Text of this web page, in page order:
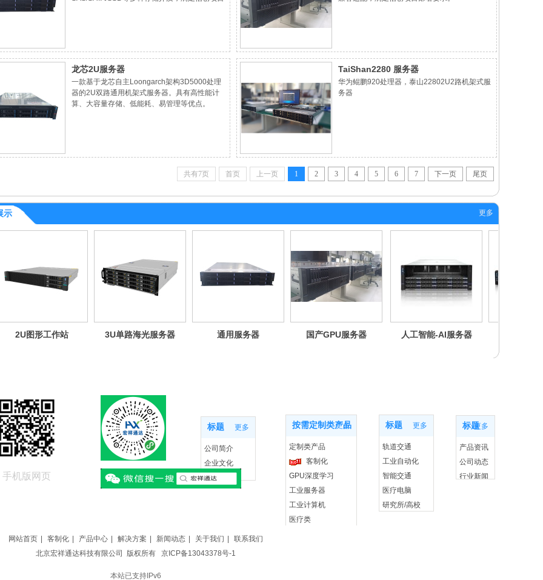
龙芯2U服务器
一款基于龙芯自主Loongarch架构3D5000处理
器的2U双路通用机架式服务器。具有高性能计
算、大容量存储、低能耗、易管理等优点。
TaiShan2280 服务器
华为鲲鹏920处理器，泰山22802U2路机架式服
务器
共有7页 首页 上一页 1 2 3 4 5 6 7 下一页 尾页
示 更多
2U图形工作站 3U单路海光服务器 通用服务器 国产GPU服务器 人工智能-AI服务器
标题 更多
公司简介
企业文化
联系我们
标题更多
产品资讯
公司动态
行业新闻
按需定制类产品
更多
定制类产品
客制化
GPU深度学习
工业服务器
工业计算机
医疗类
标题 更多
轨道交通
工业自动化
智能交通
医疗电脑
研究所/高校
手机版网页
网站首页 客制化 产品中心 解决方案 新闻动态 关于我们
联系我们
北京宏祥通达科技有限公司 版权所有 京ICP备13043378号-1
本站已支持IPv6